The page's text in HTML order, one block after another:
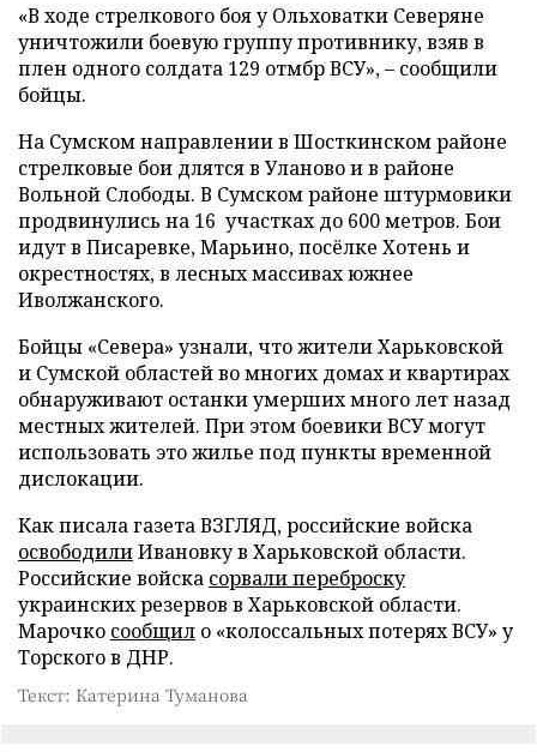
«В ходе стрелкового боя у Ольховатки Северяне
уничтожили боевую группу противнику, взяв в
плен одного солдата 129 отмбр ВСУ», – сообщили
бойцы.
На Сумском направлении в Шосткинском районе
стрелковые бои длятся в Уланово и в районе
Вольной Слободы. В Сумском районе штурмовики
продвинулись на 16 участках до 600 метров. Бои
идут в Писаревке, Марьино, посёлке Хотень и
окрестностях, в лесных массивах южнее
Иволжанского.
Бойцы «Севера» узнали, что жители Харьковской
и Сумской областей во многих домах и квартирах
обнаруживают останки умерших много лет назад
местных жителей. При этом боевики ВСУ могут
использовать это жилье под пункты временной
дислокации.
Как писала газета ВЗГЛЯД, российские войска
освободилиИвановку в Харьковской области.
Российские войска сорвали переброску
украинских резервов в Харьковской области.
Марочко сообщил о «колоссальных потерях ВСУ» у
Торского в ДНР.
Текст: Катерина Туманова